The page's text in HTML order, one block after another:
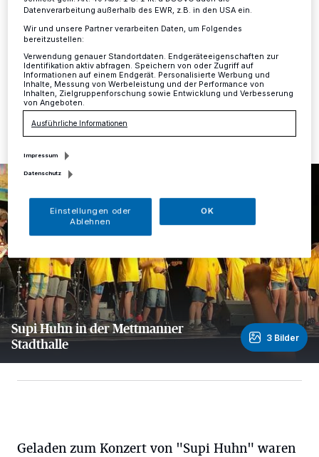
Mettmann·In der Stadthalle Mettmann fand jetzt ein
Konzert für und mit Kindern statt.
16.07.2018 , 14:40 Uhr Eine Minute Lesezeit
Supi Huhn in der Mettmanner
Stadthalle
3 Bilder
Geladen zum Konzert von "Supi Huhn" waren
Datenverarbeitung außerhalb des EWR, z.B. in den USA ein.
Wir und unsere Partner verarbeiten Daten, um Folgendes
bereitzustellen:
Verwendung genauer Standortdaten. Endgeräteeigenschaften zur
Identifikation aktiv abfragen. Speichern von oder Zugriff auf
Informationen auf einem Endgerät. Personalisierte Werbung und
Inhalte, Messung von Werbeleistung und der Performance von
Inhalten, Zielgruppenforschung sowie Entwicklung und Verbesserung
von Angeboten.
Ausführliche Informationen
Impressum
Datenschutz
Einstellungen oder
Ablehnen
OK